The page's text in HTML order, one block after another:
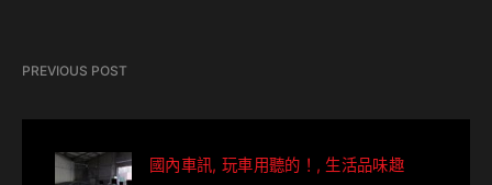
PREVIOUS POST
國內車訊 玩車用聽的！ 生活品味趣